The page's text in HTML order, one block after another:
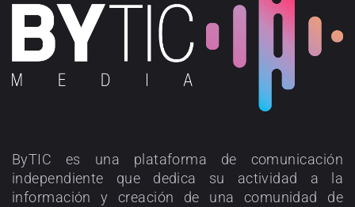
ByTIC es una plataforma de comunicación
independiente que dedica su actividad a la
información y creación de una comunidad de